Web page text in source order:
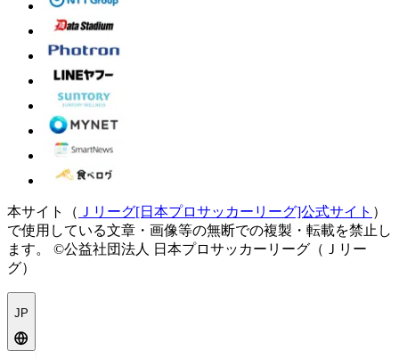
本サイト（ Ｊリーグ[日本プロサッカーリーグ]公式サイト ）
で使用している文章・画像等の無断での複製・転載を禁止し
ます。
©公益社団法人 日本プロサッカーリーグ（Ｊリー
グ）
JP